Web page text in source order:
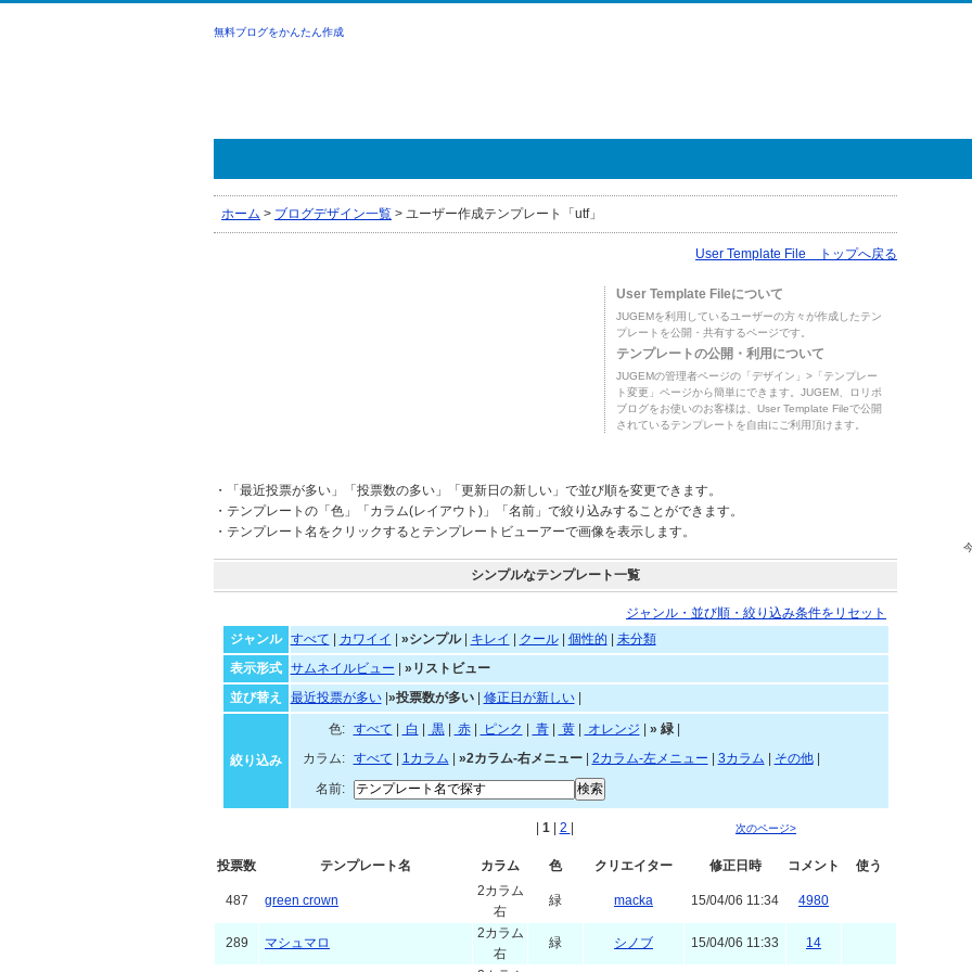
無料ブログをかんたん作成
ホーム > ブログデザイン一覧 > ユーザー作成テンプレート「utf」
User Template File トップへ戻る
User Template Fileについて
JUGEMを利用しているユーザーの方々が作成したテン
プレートを公開・共有するページです。
テンプレートの公開・利用について
JUGEMの管理者ページの「デザイン」>「テンプレー
ト変更」ページから簡単にできます。JUGEM、ロリポ
ブログをお使いのお客様は、User Template Fileで公開
されているテンプレートを自由にご利用頂けます。
・「最近投票が多い」「投票数の多い」「更新日の新しい」で並び順を変更できます。
・テンプレートの「色」「カラム(レイアウト)」「名前」で絞り込みすることができます。
・テンプレート名をクリックするとテンプレートビューアーで画像を表示します。
シンプルなテンプレート一覧
ジャンル・並び順・絞り込み条件をリセット
ジャンル
すべて|カワイイ| »シンプル|キレイ
表示形式
サムネイルビュー|»リストビュー
最近投票が多い|»投票数が多い | 修正日が新しい|
色: すべて 白| 黒| 赤|ピンク|青| 黄|オレンジ|»緑|
カラム:
すべて|1カラム|»2カラム-右メニュー|2カラム-左メニュー
1|2 次のページ>
投票数 テンプレート名 カラム 色 クリエイター 修正日時 コメント
2カラム
右
2カラム